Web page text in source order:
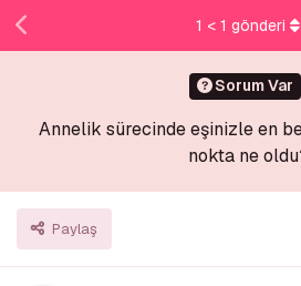
Sorum Var
Annelik sürecinde eşinizle en
nokta ne
Paylaş
1 < 1 gönderi